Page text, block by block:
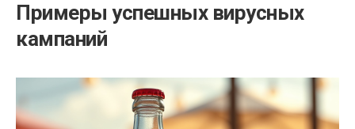
Примеры успешных вирусных
кампаний